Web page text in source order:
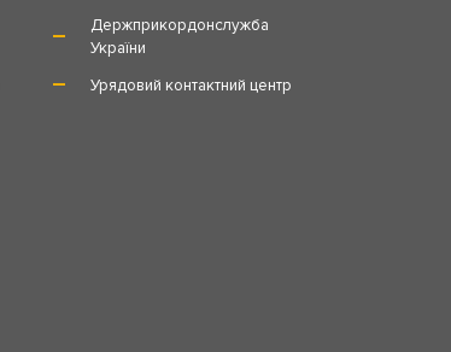
Держприкордонслужба
України
Урядовий контактний центр